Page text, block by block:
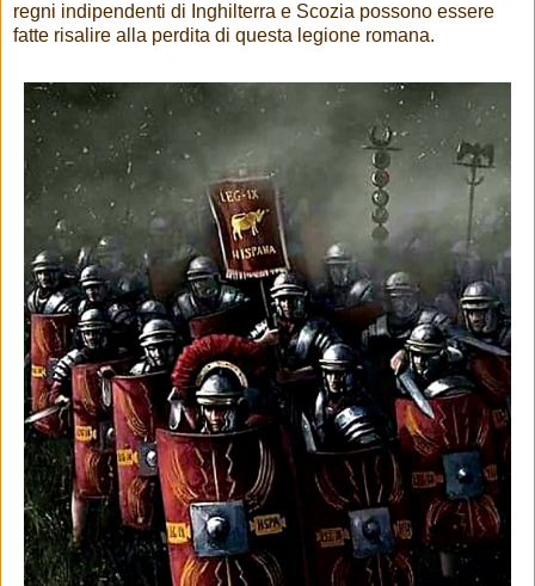
regni indipendenti di Inghilterra e Scozia possono essere
fatte risalire alla perdita di questa legione romana.